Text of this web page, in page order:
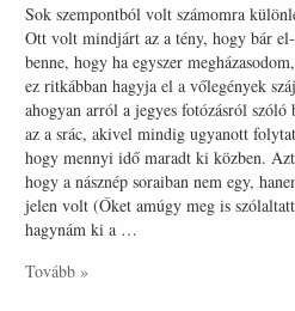
Sok szempontból volt számomra
Ott volt mindjárt az a tény, hogy bár
benne, hogy ha egyszer
ez ritkábban hagyja el a vőlegények
ahogyan arról a jegyes fotózásról
az a srác, akivel mindig ugyanott
hogy mennyi idő maradt ki közben.
hogy a násznép soraiban nem egy,
jelen volt (Őket amúgy meg is
hagynám ki a …
Tovább »